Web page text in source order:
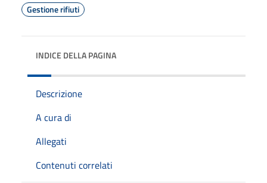
Gestione rifiuti
INDICE DELLA PAGINA
Descrizione
A cura di
Allegati
Contenuti correlati